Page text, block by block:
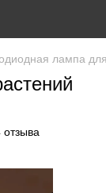
лампа
отзыва